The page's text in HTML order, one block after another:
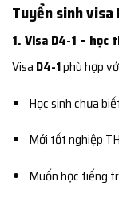
Tuyển sinh visa
1. Visa D4-1 – học
Visa D4-1phù hợp
Học sinh chưa
Mới tốt nghiệp
Muốn học tiếng